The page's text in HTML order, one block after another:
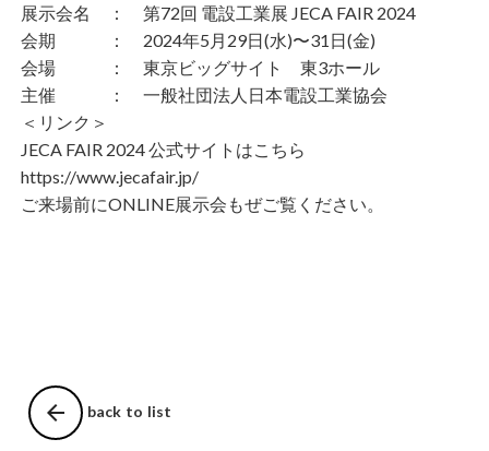
展示会名
： 第72回 電設工業展 JECA FAIR 2024
会期 ： 2024年5月29日(水)〜31日(金)
会場： 東京ビッグサイト 東3ホール
主催 ： 一般社団法人日本電設工業協会
＜リンク＞
JECA FAIR 2024 公式サイトはこちら
https://www.jecafair.jp/
ご来場前にONLINE展示会 もぜご覧ください。
arrow_back back to list